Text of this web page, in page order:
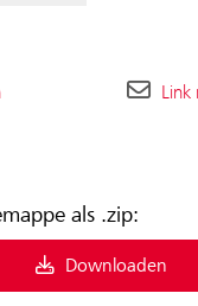
als .zip:
Downloaden
Link